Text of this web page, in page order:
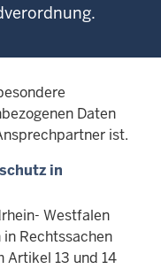
Daten
ist.
in
Westfalen
Rechtssachen
Artikel 13 und 14